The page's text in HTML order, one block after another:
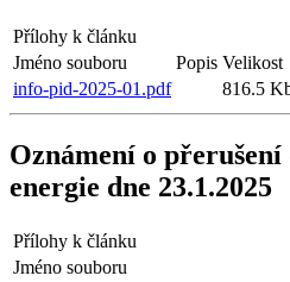
Přílohy k článku
Jméno souboru
Popis Velikost
info-pid-2025-01.pdf
816.5
Oznámení o
energie dne 23.1.2025
Přílohy k článku
Jméno souboru